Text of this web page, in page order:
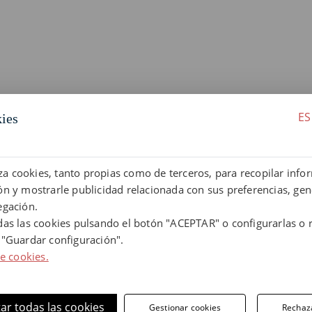
cerámicas
todas las gamas de Terraklinker. Al ser gres
con las normativas más estrictas de adherencia,
extremas de temperatura sin sufrir fisuras,
ES
cookies, tanto propias como de terceros, para recopilar
y mostrarle publicidad relacionada con sus preferencias,
las cookies pulsando el botón "ACEPTAR" o configurarlas o
configuración".
cookies.
todas las cookies Gestionar cookies